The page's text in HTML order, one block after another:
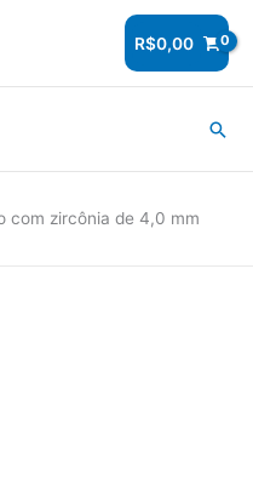
R$0,00
com zircônia de 4,0 mm